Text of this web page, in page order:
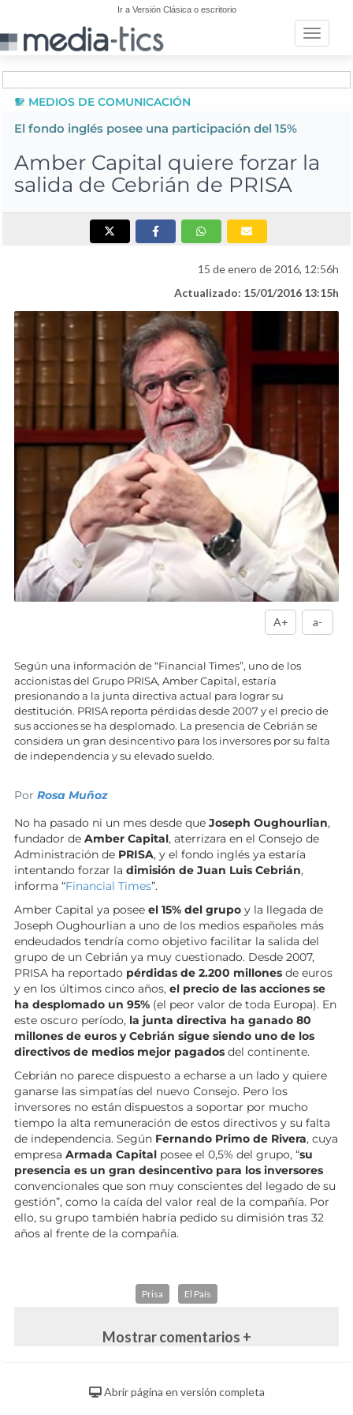
Ir a Versión Clásica o escritorio
Toggle
MEDIOS DE COMUNICACIÓN
El fondo inglés posee una participación del 15%
Amber Capital quiere forzar la
salida de Cebrián de PRISA
15 de enero de 2016, 12:56h
Actualizado: 15/01/2016 13:15h
A+ a-
Según una información de “Financial Times”, uno de los
accionistas del Grupo PRISA, Amber Capital, estaría
presionando a la junta directiva actual para lograr su
destitución. PRISA reporta pérdidas desde 2007 y el precio de
sus acciones se ha desplomado. La presencia de Cebrián se
considera un gran desincentivo para los inversores por su falta
de independencia y su elevado sueldo.
Por Rosa Muñoz
No ha pasado ni un mes desde que Joseph Oughourlian,
fundador de Amber Capital, aterrizara en el Consejo de
Administración de PRISA, y el fondo inglés ya estaría
intentando forzar la dimisión de Juan Luis Cebrián,
informa “Financial Times”.
Amber Capital ya posee el 15% del grupo y la llegada de
Joseph Oughourlian a uno de los medios españoles más
endeudados tendría como objetivo facilitar la salida del
grupo de un Cebrián ya muy cuestionado. Desde 2007,
PRISA ha reportado pérdidas de 2.200 millones de euros
y en los últimos cinco años, el precio de las acciones se
ha desplomado un 95% (el peor valor de toda Europa). En
este oscuro período, la junta directiva ha ganado 80
millones de euros y Cebrián sigue siendo uno de los
directivos de medios mejor pagados del continente.
Cebrián no parece dispuesto a echarse a un lado y quiere
ganarse las simpatías del nuevo Consejo. Pero los
inversores no están dispuestos a soportar por mucho
tiempo la alta remuneración de estos directivos y su falta
de independencia. Según Fernando Primo de Rivera, cuya
empresa Armada Capital posee el 0,5% del grupo, “su
presencia es un gran desincentivo para los inversores
convencionales que son muy conscientes del legado de su
gestión”, como la caída del valor real de la compañía. Por
ello, su grupo también habría pedido su dimisión tras 32
años al frente de la compañía.
Prisa El País
Mostrar comentarios +
Abrir página en versión completa